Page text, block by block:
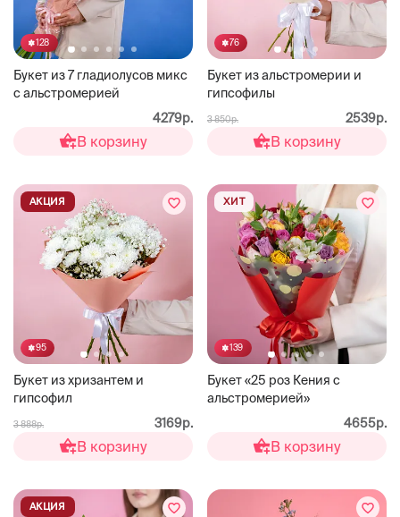
128
Букет из 7 гладиолусов микс
с альстромерией
4279р.
В корзину
76
Букет из альстромерии и
гипсофилы
3 850р. 2539р.
В корзину
95
Букет из хризантем и
гипсофил
АКЦИЯ
3 888р. 3169р.
В корзину
139
Букет «25 роз Кения с
альстромерией»
ХИТ
4655р.
В корзину
АКЦИЯ